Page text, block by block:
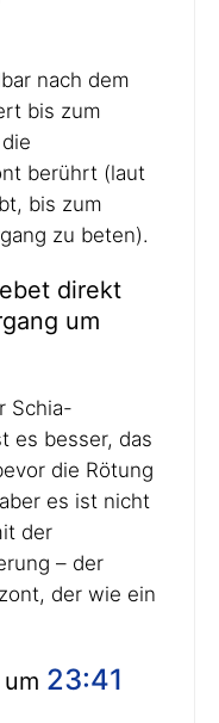
nach dem
bis zum
berührt (laut
bis zum
zu beten).
direkt
um
Schia-
es besser, das
die Rötung
es ist nicht
der
– der
der wie ein
23:41